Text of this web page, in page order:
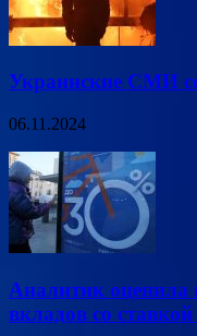
Украинские СМИ
06.11.2024
Аналитик оценила
вкладов со